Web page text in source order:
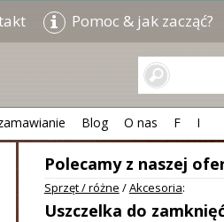
Pomoc & jak zacząć?
Blog O nas F I
Polecamy z naszej
Sprzęt / różne /Akcesoria:
Uszczelka do